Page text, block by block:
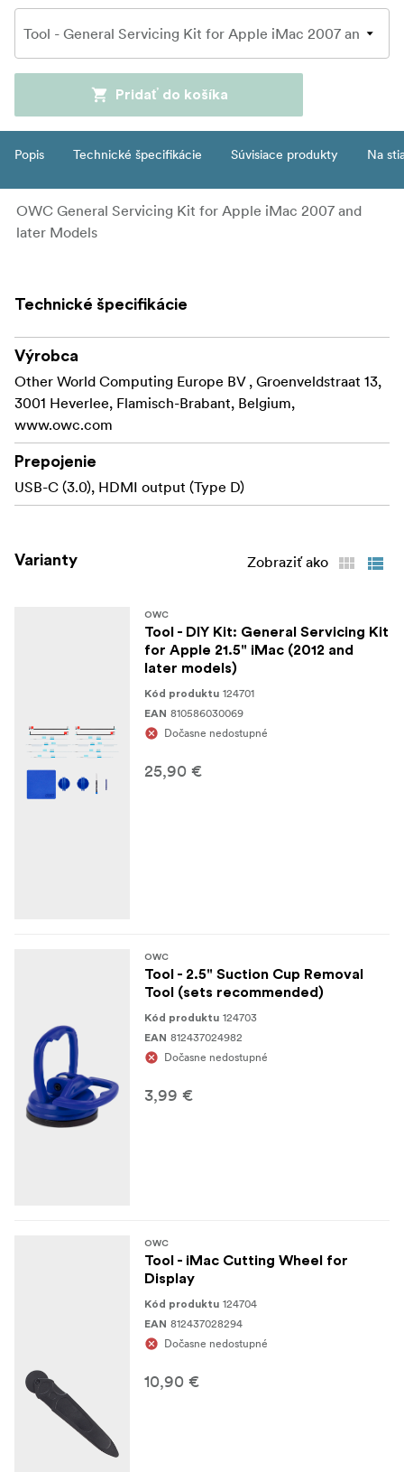
Pridať do košíka
Popis Technické špecifikácie Súvisiace produkty Na
OWC General Servicing Kit for Apple iMac 2007 and
later Models
Technické špecifikácie
Výrobca
Other World Computing Europe BV , Groenveldstraat 13,
3001 Heverlee, Flamisch-Brabant, Belgium,
www.owc.com
Prepojenie
USB-C (3.0), HDMI output (Type D)
Varianty Zobraziť ako
OWC
Tool - DIY Kit: General Servicing Kit
for Apple 21.5" iMac (2012 and
later models)
Kód produktu 124701
EAN 810586030069
Dočasne nedostupné
25,90 €
OWC
Tool - 2.5" Suction Cup Removal
Tool (sets recommended)
Kód produktu 124703
EAN 812437024982
Dočasne nedostupné
3,99 €
OWC
Tool - iMac Cutting Wheel for
Display
Kód produktu 124704
EAN 812437028294
Dočasne nedostupné
10,90 €